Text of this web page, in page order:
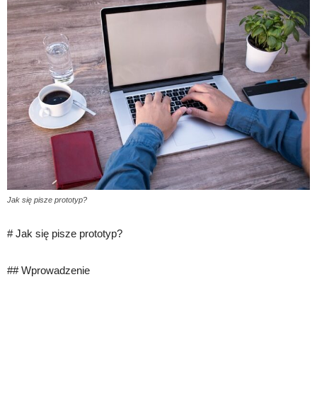
Jak się pisze prototyp?
# Jak się pisze prototyp?
## Wprowadzenie